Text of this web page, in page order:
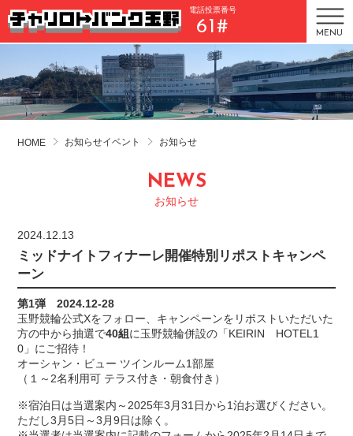
電話投票番号
61# MENU
HOME お知らせイベント お知らせ
NEWS
お知らせ
2024.12.13
ミッドナイトフィナーレ開催特別リポストキャンペ
ーン
第1弾 2024.12-28
玉野競輪公式Xをフォロー、キャンペーンをリポストいただいた
方の中から抽選で40組 に玉野競輪併設の「KEIRIN HOTEL1
0」にご招待！
オーシャン・ビュー ツインルーム1部屋
（１～2名利用可 テラス付き・朝食付き）
※宿泊日は当選案内～2025年3月31日から1泊お選びください。
ただし3月5日～3月9日は除く。